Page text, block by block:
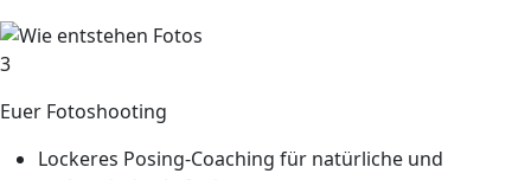
3
Euer Fotoshooting
Lockeres Posing-Coaching für natürliche und